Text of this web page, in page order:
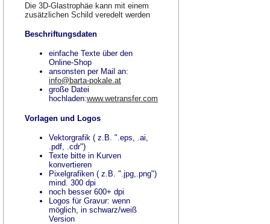
Die 3D-Glastrophäe kann mit einem
zusätzlichen Schild veredelt werden
Beschriftungsdaten
einfache Texte über den
Online-Shop
ansonsten per Mail an:
info@barta-pokale.at
große Datei
hochladen:www.wetransfer.com
Vorlagen und Logos
Vektorgrafik ( z.B. ".eps, .ai,
.pdf, .cdr")
Texte bitte in Kurven
konvertieren
Pixelgrafiken ( z.B. ".jpg,.png")
mind. 300 dpi
noch besser 600+ dpi
Logos für Gravur: wenn
möglich, in schwarz/weiß
Version